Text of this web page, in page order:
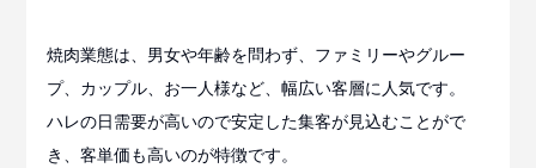
焼肉業態は、男女や年齢を問わず、ファミリーやグルー
プ、カップル、お一人様など、幅広い客層に人気です。
ハレの日需要が高いので安定した集客が見込むことがで
き、客単価も高いのが特徴です。